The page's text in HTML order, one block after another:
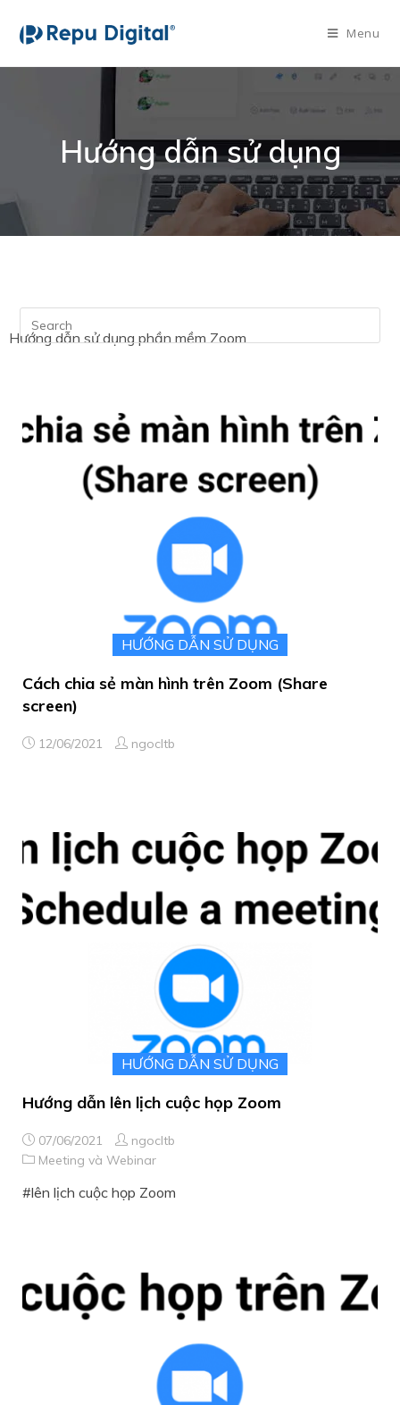
Menu
Hướng dẫn sử dụng
Hướng dẫn sử dụng phần mềm Zoom
HƯỚNG DẪN SỬ DỤNG
Cách chia sẻ màn hình trên Zoom (Share
screen)
12/06/2021 ngocltb
HƯỚNG DẪN SỬ DỤNG
Hướng dẫn lên lịch cuộc họp Zoom
07/06/2021
ngocltb
Meeting và Webinar
lên lịch cuộc họp Zoom